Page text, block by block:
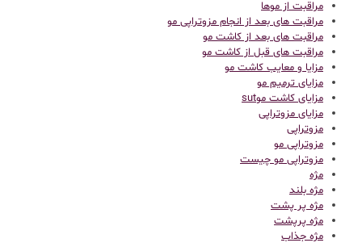
مراقبت از موها
مراقبت های بعد از انجام مزوتراپی مو
مراقبت های بعد از کاشت مو
مراقبت های قبل از کاشت مو
مزایا و معایب کاشت مو
مزایای ترمیم مو
مزایای کاشت موsut
مزایای مزوتراپی
مزوتراپی
مزوتراپی مو
مزوتراپی مو چیست
مژه
مژه بلند
مژه پر پشت
مژه پرپشت
مژه جذاب